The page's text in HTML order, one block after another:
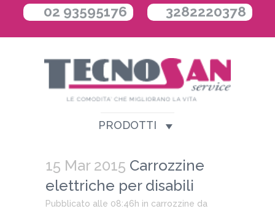
02 93595176 3282220378
PRODOTTI
15 Mar 2015 Carrozzine
elettriche per disabili
Pubblicato alle 08:46h in carrozzine da